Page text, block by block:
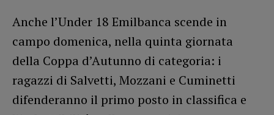
Anche l’Under 18 Emilbanca scende in
campo domenica, nella quinta giornata
della Coppa d’Autunno di categoria: i
ragazzi di Salvetti, Mozzani e Cuminetti
difenderanno il primo posto in classifica e